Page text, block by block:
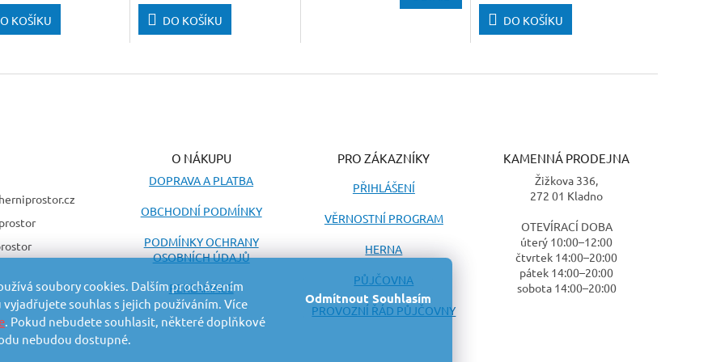
soubory cookies. Dalším procházením
souhlas s jejich používáním. Více
. Pokud nebudete souhlasit, některé doplňkové
nebudou dostupné.
Odmítnout Souhlasím
KOŠÍKU DO KOŠÍKU DO KOŠÍKU
herniprostor.cz
O NÁKUPU
DOPRAVA A PLATBA
OBCHODNÍ PODMÍNKY
PODMÍNKY OCHRANY
OSOBNÍCH ÚDAJŮ
REKLAMACE
PRO ZÁKAZNÍKY
PŘIHLÁŠENÍ
VĚRNOSTNÍ PROGRAM
HERNA
PŮJČOVNA
PROVOZNÍ ŘÁD PŮJČOVNY
KAMENNÁ PRODEJNA
Žižkova 336,
272 01 Kladno
OTEVÍRACÍ DOBA
úterý 10:00–12:00
čtvrtek 14:00–20:00
pátek 14:00–20:00
sobota 14:00–20:00